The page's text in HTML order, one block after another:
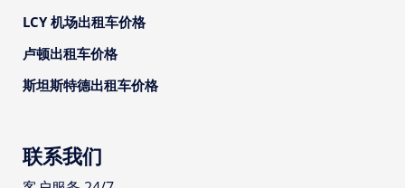
LCY 机场出租车价格
卢顿出租车价格
斯坦斯特德出租车价格
联系我们